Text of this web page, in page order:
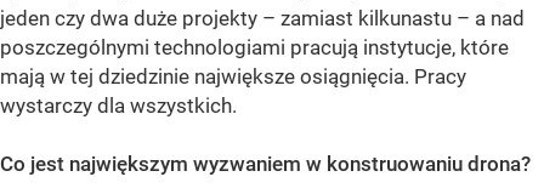
jeden czy dwa duże projekty – zamiast kilkunastu – a nad
poszczególnymi technologiami pracują instytucje, które
mają w tej dziedzinie największe osiągnięcia. Pracy
wystarczy dla wszystkich.
Co jest największym wyzwaniem w konstruowaniu drona?